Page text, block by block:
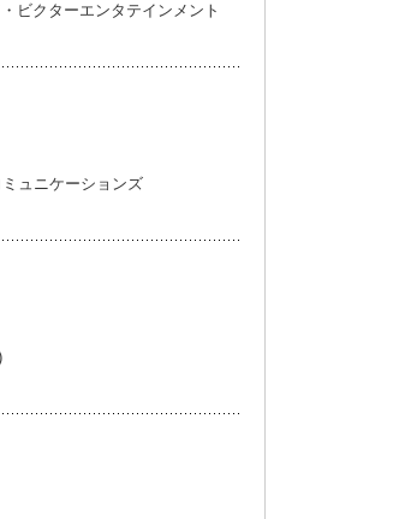
ビクターエンタテインメント
ュニケーションズ